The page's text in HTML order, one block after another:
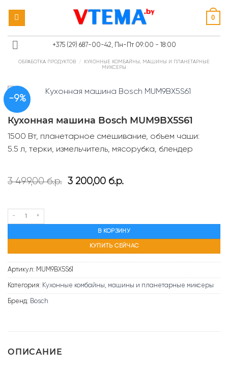
0
+375 (29) 687-00-42, Пн-Пт 09:00 - 18:00
ОБРАБОТКА ПРОДУКТОВ /
КУХОННЫЕ КОМБАЙНЫ, МАШИНЫ И ПЛАНЕТАРНЫЕ
МИКСЕРЫ
-9%
Кухонная машина Bosch MUM9BX5S61
1500 Вт, планетарное смешивание, объем чаши:
5.5 л, терки, измельчитель, мясорубка, блендер
3 499,00б.р. Первоначальная
3 200,00 б.р.Текущая
В КОРЗИНУ
КУПИТЬ СЕЙЧАС
Артикул: MUM9BX5S61
Категория: Кухонные комбайны, машины и планетарные миксеры
Бренд: Bosch
ОПИСАНИЕ